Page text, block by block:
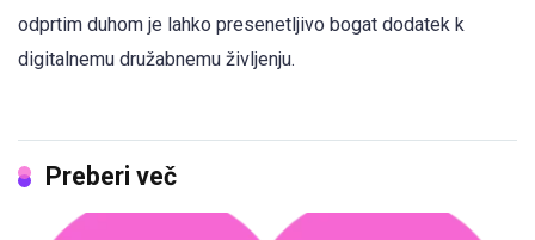
odprtim duhom je lahko presenetljivo bogat dodatek k
digitalnemu družabnemu življenju.
Preberi več